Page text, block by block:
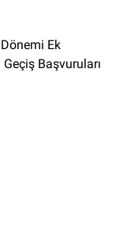
Ek
Başvuruları